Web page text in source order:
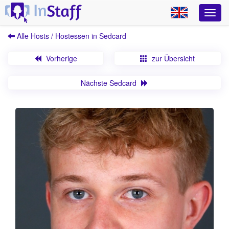
Alle Hosts / Hostessen in Sedcard
Vorherige zur Übersicht
Nächste Sedcard